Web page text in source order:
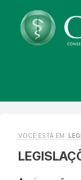
VOCÊ ESTÁ EM: